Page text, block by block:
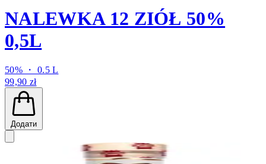
NALEWKA 12 ZIÓŁ 50%
0,5L
50% ・ 0.5 L
99,90 zł
Додати